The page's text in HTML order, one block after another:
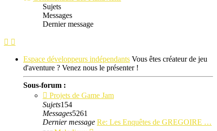
Sujets
Messages
Dernier message
Espace développeurs indépendants Vous êtes créateur de jeu
d'aventure ? Venez nous le présenter !
Sous-forum :
Projets de Game Jam
Sujets154
Messages5261
Dernier message Re: Les Enquêtes de GREGOIRE …